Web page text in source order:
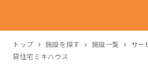
トップ 施設を探す 施設一覧
サー
貸住宅ミキハウス